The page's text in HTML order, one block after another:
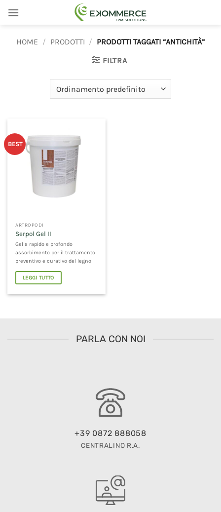
HOME / PRODOTTI / PRODOTTI TAGGATI “ANTICHITÀ”
FILTRA
BEST
ARTROPODI
Serpol Gel II
Gel a rapido e profondo
assorbimento per il trattamento
preventivo e curativo del legno
LEGGI TUTTO
PARLA CON NOI
+39 0872 888058
CENTRALINO R.A.